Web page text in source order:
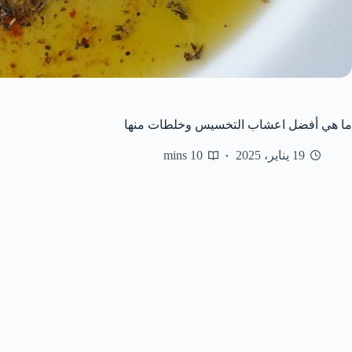
ما هي أفضل اعشاب التخسيس وخلطات منها
19 يناير، 2025 10 mins